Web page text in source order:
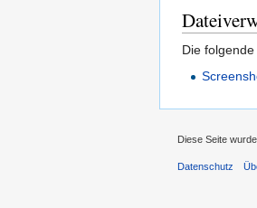
Die
Diese Seite
Datenschutz